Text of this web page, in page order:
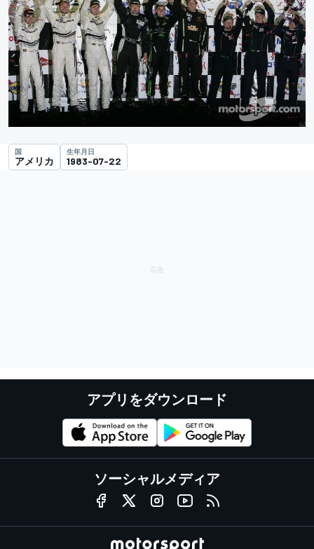
国
アメリカ
生年月日
1983-07-22
アプリをダウンロード
ソーシャルメディア